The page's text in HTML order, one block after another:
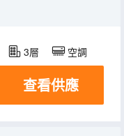
3層 空調
電視機
查看供應